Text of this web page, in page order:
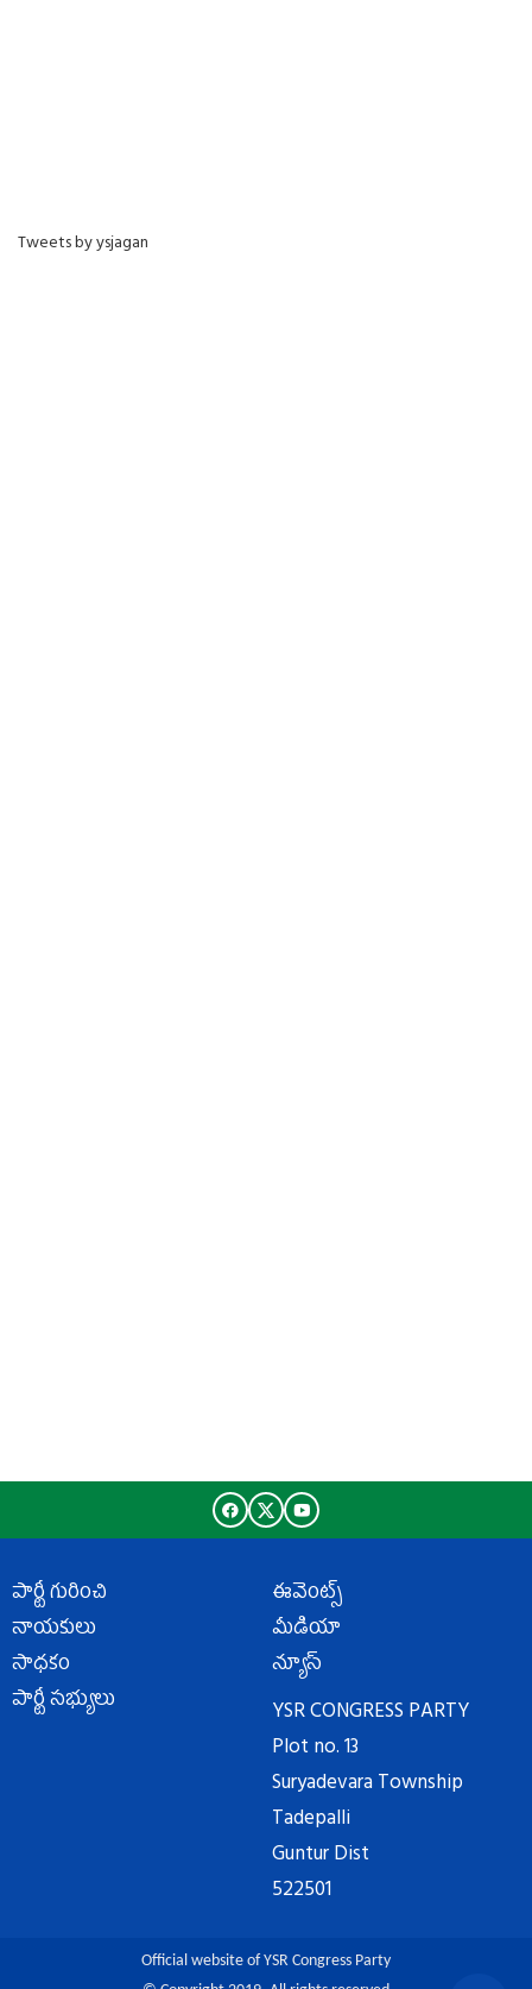
Tweets by ysjagan
పార్టీ గురించి
నాయకులు
సాధకం
పార్టీ సభ్యులు
ఈవెంట్స్
మీడియా
న్యూస్
YSR CONGRESS PARTY
Plot no. 13
Suryadevara Township
Tadepalli
Guntur Dist
522501
Official website of YSR Congress Party